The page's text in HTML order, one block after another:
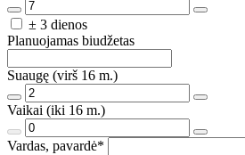
± 3 dienos
Planuojamas biudžetas
Suaugę (virš 16 m.)
Vaikai (iki 16 m.)
Vardas, pavardė*